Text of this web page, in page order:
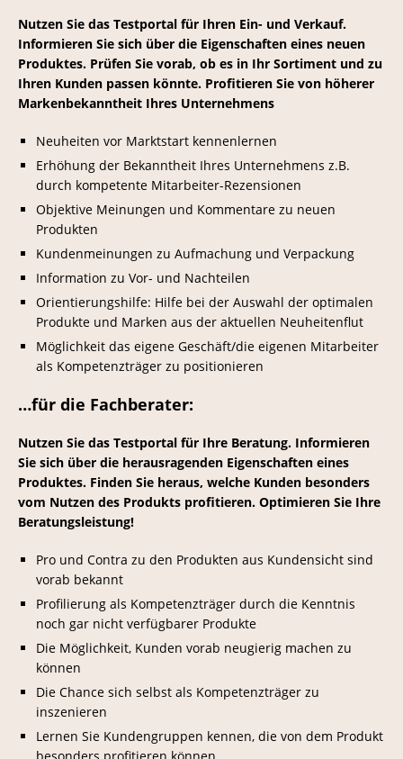
Nutzen Sie das Testportal für Ihren Ein- und Verkauf.
Informieren Sie sich über die Eigenschaften eines neuen
Produktes. Prüfen Sie vorab, ob es in Ihr Sortiment und zu
Ihren Kunden passen könnte. Profitieren Sie von höherer
Markenbekanntheit Ihres Unternehmens
Neuheiten vor Marktstart kennenlernen
Erhöhung der Bekanntheit Ihres Unternehmens z.B.
durch kompetente Mitarbeiter-Rezensionen
Objektive Meinungen und Kommentare zu neuen
Produkten
Kundenmeinungen zu Aufmachung und Verpackung
Information zu Vor- und Nachteilen
Orientierungshilfe: Hilfe bei der Auswahl der optimalen
Produkte und Marken aus der aktuellen Neuheitenflut
Möglichkeit das eigene Geschäft/die eigenen Mitarbeiter
als Kompetenzträger zu positionieren
…für die Fachberater:
Nutzen Sie das Testportal für Ihre Beratung. Informieren
Sie sich über die herausragenden Eigenschaften eines
Produktes. Finden Sie heraus, welche Kunden besonders
vom Nutzen des Produkts profitieren. Optimieren Sie Ihre
Beratungsleistung!
Pro und Contra zu den Produkten aus Kundensicht sind
vorab bekannt
Profilierung als Kompetenzträger durch die Kenntnis
noch gar nicht verfügbarer Produkte
Die Möglichkeit, Kunden vorab neugierig machen zu
können
Die Chance sich selbst als Kompetenzträger zu
inszenieren
Lernen Sie Kundengruppen kennen, die von dem Produkt